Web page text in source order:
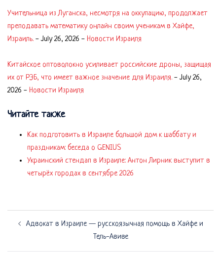
Учительница из Луганска, несмотря на оккупацию, продолжает
преподавать математику онлайн своим ученикам в Хайфе,
Израиль. -July 26, 2026 - Новости Израиля
Китайское оптоволокно усиливает российские дроны, защищая
их от РЭБ, что имеет важное значение для Израиля. -July 26,
2026 - Новости Израиля
Читайте также
Как подготовить в Израиле большой дом к шаббату и
праздникам: беседа о GENIUS
Украинский стендап в Израиле: Антон Лирник выступит в
четырёх городах в сентябре 2026
Адвокат в Израиле — русскоязычная помощь в Хайфе и
Тель-Авиве